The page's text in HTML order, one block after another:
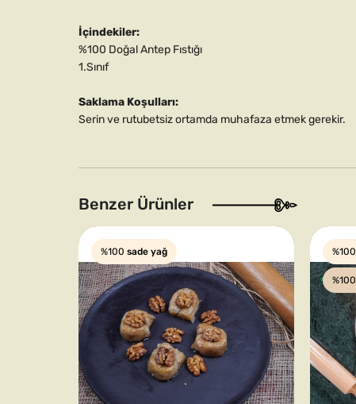
İçindekiler:
%100 Doğal Antep Fıstığı
1.Sınıf
Saklama Koşulları:
Serin ve rutubetsiz ortamda muhafaza etmek gerekir.
Benzer Ürünler
%100 sade yağ %100
%100